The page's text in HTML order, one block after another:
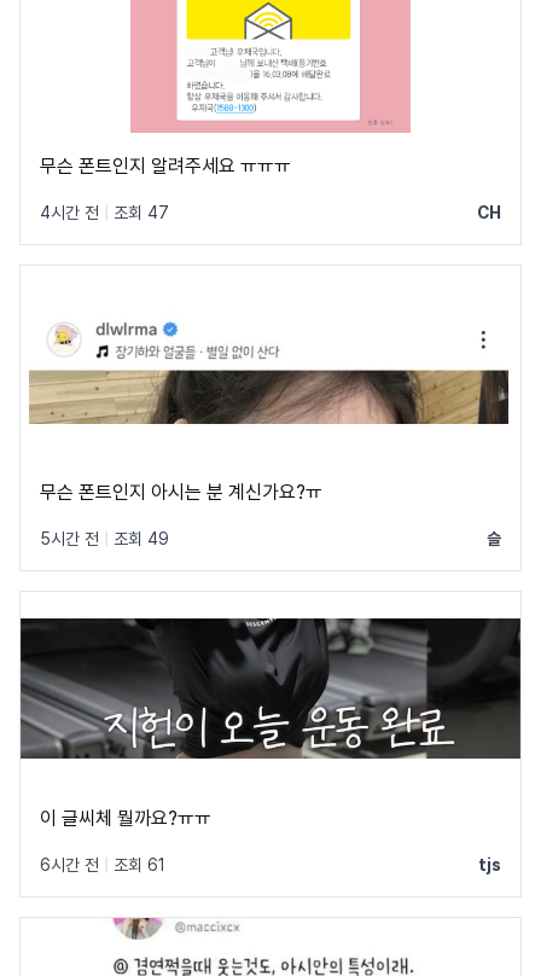
무슨 폰트인지 알려주세요 ㅠㅠㅠ
4시간 전 조회 47 CH
무슨 폰트인지 아시는 분 계신가요?ㅠ
5시간 전 조회 49 슬
이 글씨체 뭘까요?ㅠㅠ
6시간 전 조회 61 tjs